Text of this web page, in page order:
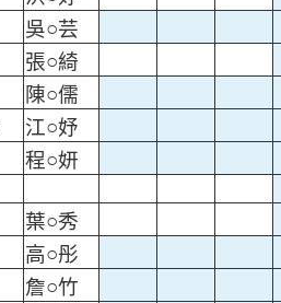
吳○芸
張○綺
陳○儒
江○妤
程○妍
葉○秀
高○彤
詹○竹